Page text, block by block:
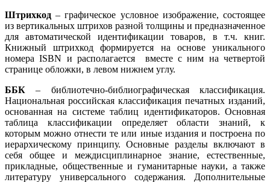
Штрихкод – графическое условное изображение, состоящее
из вертикальных штрихов разной толщины и предназначенное
для автоматической идентификации товаров, в т.ч. книг.
Книжный штрихкод формируется на основе уникального
номера ISBN и располагается вместе с ним на четвертой
странице обложки, в левом нижнем углу.
ББК – библиотечно-библиографическая классификация.
Национальная российская классификация печатных изданий,
основанная на системе таблиц идентификаторов. Основная
таблица классификации определяет области знаний, к
которым можно отнести те или иные издания и построена по
иерархическому принципу. Основные разделы включают в
себя общее и междисциплинарное знание, естественные,
прикладные, общественные и гуманитарные науки, а также
литературу универсального содержания. Дополнительные